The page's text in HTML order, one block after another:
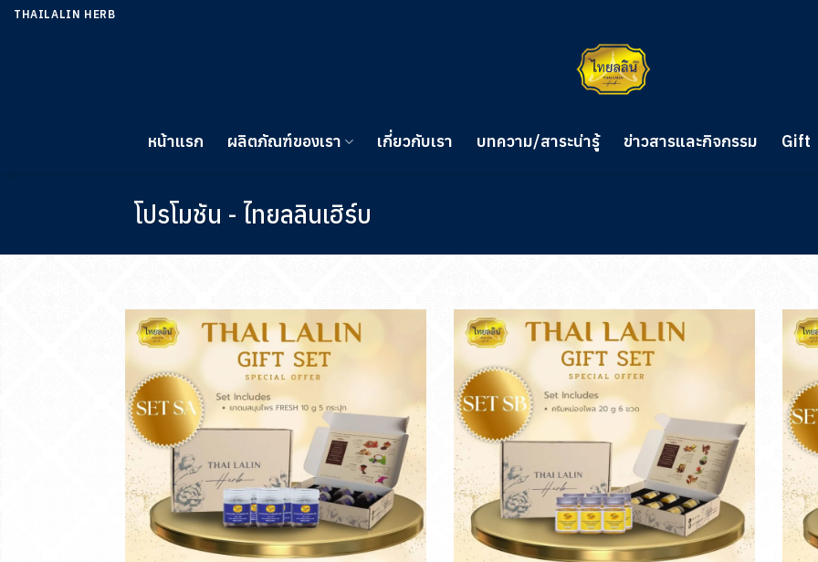
ข้ามTHAILALIN HERB
หน้าแรก ผลิตภัณฑ์ของเรา เกี่ยวกับเรา บทความ/สาระน่ารู้ ข่าวสารและกิจกรรม Gift
โปรโมชัน - ไทยลลินเฮิร์บ